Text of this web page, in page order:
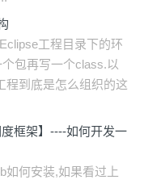
工程目录下的环
包再写一个class.以
程到底是怎么组织的这
框架】----如何开发一
如何安装,如果看过上